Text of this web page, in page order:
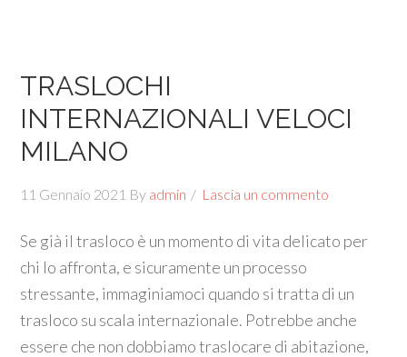
TRASLOCHI
INTERNAZIONALI VELOCI
MILANO
11 Gennaio 2021 By admin Lascia un commento
Se già il trasloco è un momento di vita delicato per
chi lo affronta, e sicuramente un processo
stressante, immaginiamoci quando si tratta di un
trasloco su scala internazionale. Potrebbe anche
essere che non dobbiamo traslocare di abitazione,